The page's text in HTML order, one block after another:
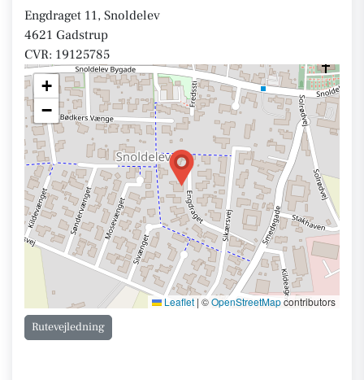
Engdraget 11, Snoldelev
4621 Gadstrup
CVR: 19125785
+
−
Leaflet | ©OpenStreetMapcontributors
Rutevejledning